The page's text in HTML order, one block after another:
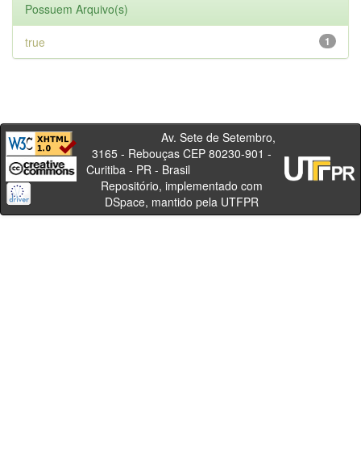
Possuem Arquivo(s)
1
true
Av. Sete de Setembro,
3165 - Rebouças CEP 80230-901 -
Curitiba - PR - Brasil
Repositório, implementado com
DSpace, mantido pela UTFPR